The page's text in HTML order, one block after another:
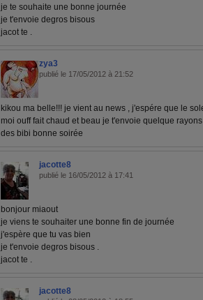
je te souhaite une bonne journée
je t'envoie degros bisous
jacot te .
zya3
publié le 17/05/2012 à 21:52
kikou ma belle!!! je vient au news , j'espére que le
moi ouff fait chaud et beau je t'envoie quelque
des bibi bonne soirée
jacotte8
publié le 16/05/2012 à 17:41
bonjour miaout
je viens te souhaiter une bonne fin de journée
j'espère que tu vas bien
je t'envoie degros bisous .
jacot te .
jacotte8